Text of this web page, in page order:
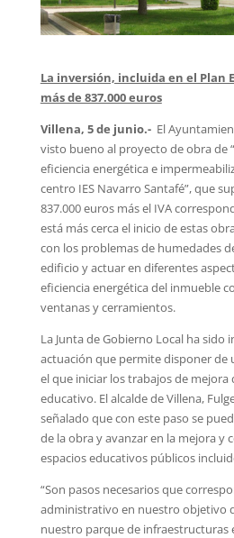
La inversión, incluida en el Plan
más de 837.000 euros
Villena, 5 de junio.- El
visto bueno al proyecto de obra de
eficiencia energética e
centro IES Navarro Santafé”, que
837.000 euros más el IVA
está más cerca el inicio de estas
con los problemas de humedades
edificio y actuar en diferentes
eficiencia energética del inmueble
ventanas y cerramientos.
La Junta de Gobierno Local ha sido
actuación que permite disponer de
el que iniciar los trabajos de mejora
educativo. El alcalde de Villena,
señalado que con este paso se
de la obra y avanzar en la mejora y
espacios educativos públicos
“Son pasos necesarios que
administrativo en nuestro objetivo
nuestro parque de infraestructuras